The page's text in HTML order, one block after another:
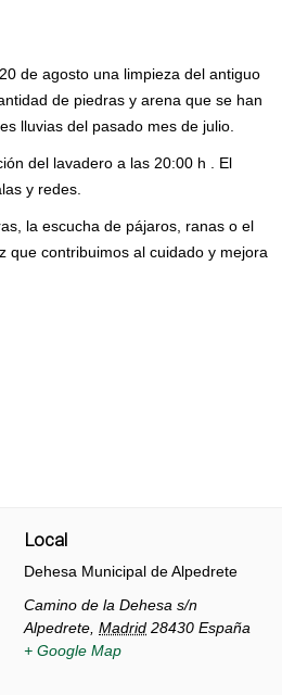
de agosto una limpieza del antiguo
de piedras y arena que se han
lluvias del pasado mes de julio.
del lavadero a las 20:00 h . El
y redes.
la escucha de pájaros, ranas o el
que contribuimos al cuidado y mejora
Local
Dehesa Municipal de Alpedrete
Camino de la Dehesa s/n
Alpedrete Madrid 28430 España
+ Google Map